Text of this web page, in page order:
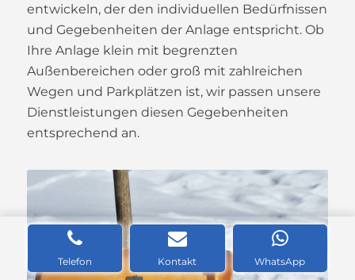
entwickeln, der den individuellen Bedürfnissen
und Gegebenheiten der Anlage entspricht. Ob
Ihre Anlage klein mit begrenzten
Außenbereichen oder groß mit zahlreichen
Wegen und Parkplätzen ist, wir passen unsere
Dienstleistungen diesen Gegebenheiten
entsprechend an.
Telefon Kontakt WhatsApp